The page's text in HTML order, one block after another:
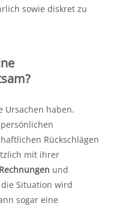
sowie diskret zu
Ursachen haben.
Rückschlägen
mit ihrer
Rechnungen und
Situation wird
sogar eine